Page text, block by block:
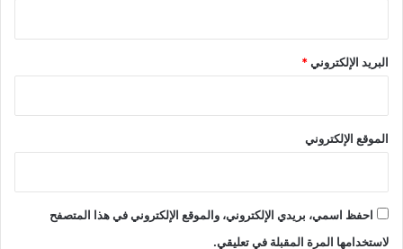
البريد الإلكتروني*
الموقع الإلكتروني
احفظ اسمي، بريدي الإلكتروني، والموقع الإلكتروني في هذا المتصفح
لاستخدامها المرة المقبلة في تعليقي.